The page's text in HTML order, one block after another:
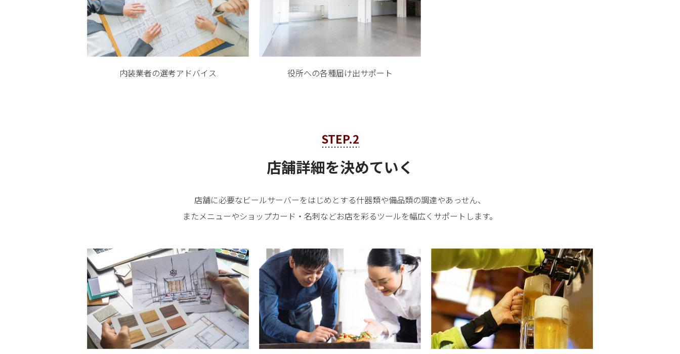
内装業者の選考アドバイス 役所への各種届け出サポート
STEP.2
店舗詳細を決めていく
店舗に必要なビールサーバーをはじめとする什器類や備品類の調達やあっせん、
またメニューやショップカード・名刺などお店を彩るツールを幅広くサポートします。